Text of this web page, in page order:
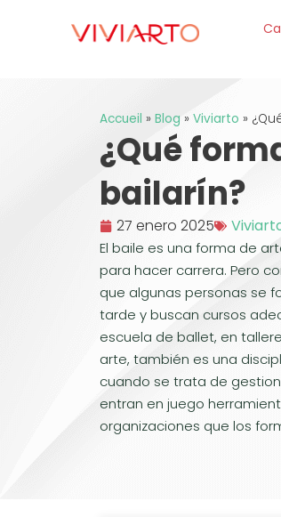
Accueil » Blog » Viviarto »
¿Qué
bailarín?
27 enero 2025
El baile es una forma de
para hacer carrera. Pero
que algunas personas se
tarde y buscan cursos
escuela de ballet, en
arte, también es una
cuando se trata de
entran en juego
organizaciones que los